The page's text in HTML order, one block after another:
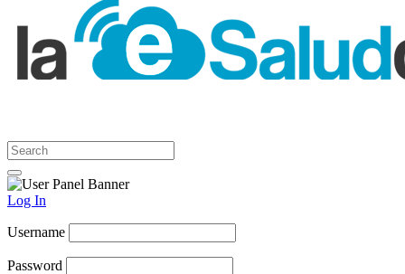
Log In
Username
Password